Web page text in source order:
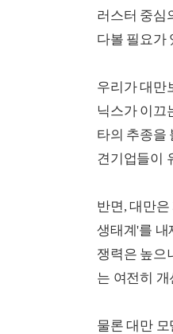
러스터 중심
다볼 필요가
우리가 대만
닉스가 이끄
타의 추종을
견기업들이
반면, 대만
생태계'를 내
쟁력은 높으
는 여전히
물론 대만